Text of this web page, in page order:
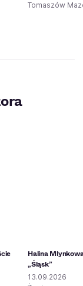
Tomaszów
Halina
„Śląsk”
13.09.2026